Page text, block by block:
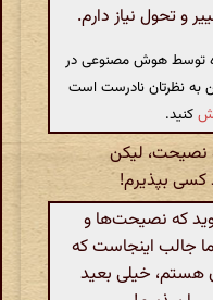
و تحول نیاز دارم.
توسط هوش مصنوعی در
به نظرتان نادرست است
کنید.
نصیحت، لیکن
کسی بپذیرم!
که نصیحت‌ها و
جالب اینجاست که
هستم، خیلی بعید